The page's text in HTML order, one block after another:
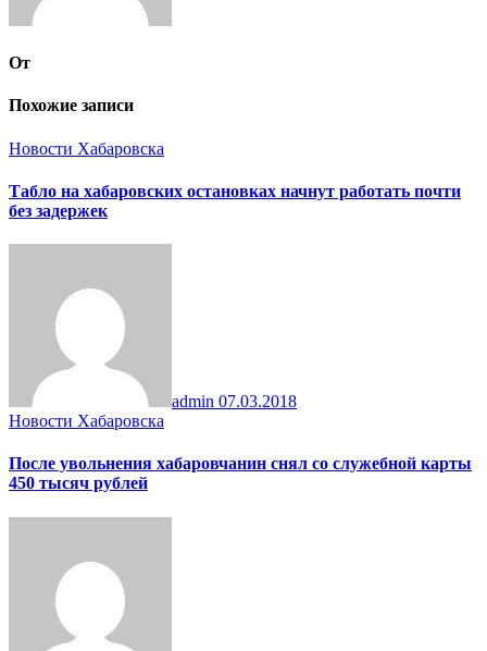
От
Похожие записи
Новости Хабаровска
Табло на хабаровских остановках начнут работать почти
без задержек
admin 07.03.2018
Новости Хабаровска
После увольнения хабаровчанин снял со служебной карты
450 тысяч рублей